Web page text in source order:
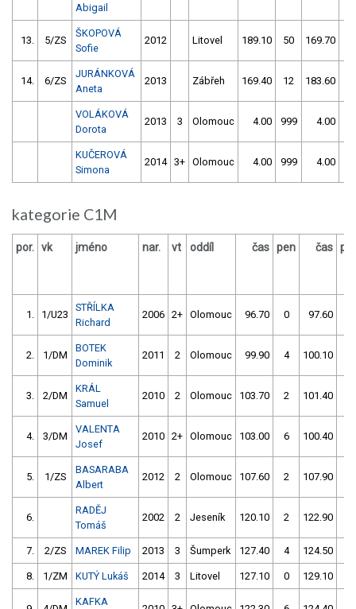
Abigail
13. 5/ZS
ŠKOPOVÁ
Sofie
2012 Litovel 189.10 50 169.70
14. 6/ZS
JURÁNKOVÁ
Aneta
2013 Zábřeh 169.40 12 183.60
VOLÁKOVÁ
Dorota
2013 3 Olomouc 4.00 999 4.00
KUČEROVÁ
Simona
2014 3+ Olomouc 4.00 999 4.00
kategorie C1M
por. vk jméno nar. vt oddíl čas pen čas
1. 1/U23
STŘÍLKA
Richard
2006 2+ Olomouc 96.70 0 97.60
2. 1/DM
BOTEK
Dominik
2011 2 Olomouc 99.90 4 100.10
3. 2/DM
KRÁL
Samuel
2010 2 Olomouc 103.70 2 101.40
4. 3/DM
VALENTA
Josef
2010 2+ Olomouc 103.00 6 100.40
5. 1/ZS
BASARABA
Albert
2012 2 Olomouc 107.60 2 107.90
6.
RADĚJ
Tomáš
2002 2 Jeseník 120.10 2 122.90
7. 2/ZS MAREK Filip 2013 3 Šumperk 127.40 4 124.50
8. 1/ZM KUTÝ Lukáš 2014 3 Litovel 127.10 0 129.10
KAFKA